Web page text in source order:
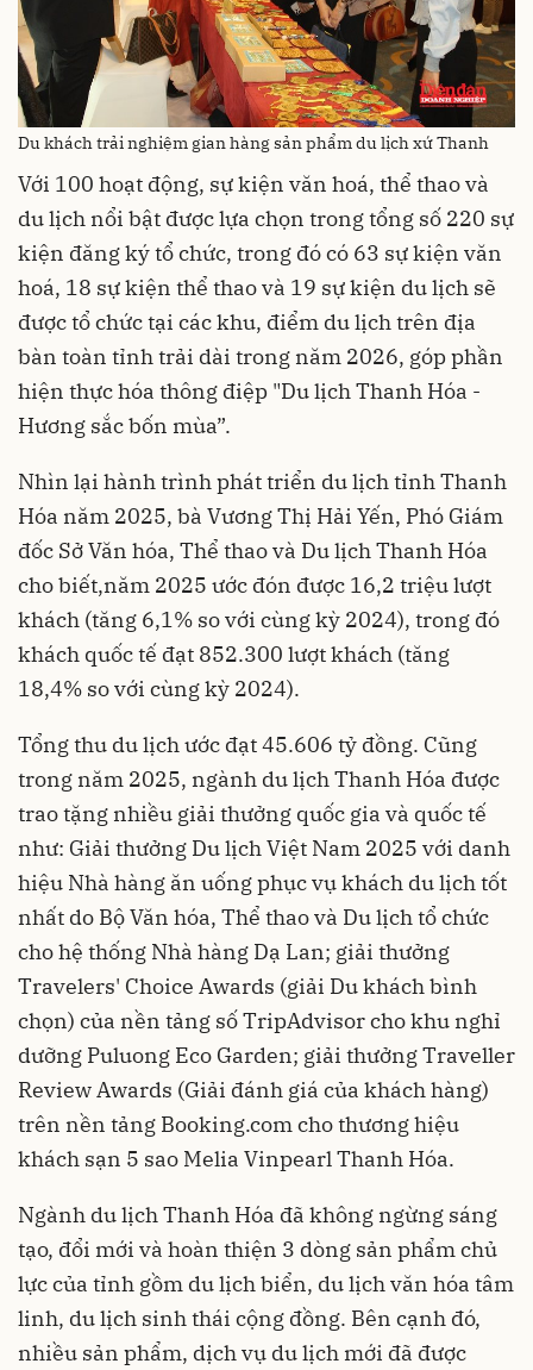
Du khách trải nghiệm gian hàng sản phẩm du lịch xứ Thanh
Với 100 hoạt động, sự kiện văn hoá, thể thao và
du lịch nổi bật được lựa chọn trong tổng số 220 sự
kiện đăng ký tổ chức, trong đó có 63 sự kiện văn
hoá, 18 sự kiện thể thao và 19 sự kiện du lịch sẽ
được tổ chức tại các khu, điểm du lịch trên địa
bàn toàn tỉnh trải dài trong năm 2026, góp phần
hiện thực hóa thông điệp "Du lịch Thanh Hóa -
Hương sắc bốn mùa”.
Nhìn lại hành trình phát triển du lịch tỉnh Thanh
Hóa năm 2025, bà Vương Thị Hải Yến, Phó Giám
đốc Sở Văn hóa, Thể thao và Du lịch Thanh Hóa
cho biết,năm 2025 ước đón được 16,2 triệu lượt
khách (tăng 6,1% so với cùng kỳ 2024), trong đó
khách quốc tế đạt 852.300 lượt khách (tăng
18,4% so với cùng kỳ 2024).
Tổng thu du lịch ước đạt 45.606 tỷ đồng. Cũng
trong năm 2025, ngành du lịch Thanh Hóa được
trao tặng nhiều giải thưởng quốc gia và quốc tế
như: Giải thưởng Du lịch Việt Nam 2025 với danh
hiệu Nhà hàng ăn uống phục vụ khách du lịch tốt
nhất do Bộ Văn hóa, Thể thao và Du lịch tổ chức
cho hệ thống Nhà hàng Dạ Lan; giải thưởng
Travelers' Choice Awards (giải Du khách bình
chọn) của nền tảng số TripAdvisor cho khu nghỉ
dưỡng Puluong Eco Garden; giải thưởng Traveller
Review Awards (Giải đánh giá của khách hàng)
trên nền tảng Booking.com cho thương hiệu
khách sạn 5 sao Melia Vinpearl Thanh Hóa.
Ngành du lịch Thanh Hóa đã không ngừng sáng
tạo, đổi mới và hoàn thiện 3 dòng sản phẩm chủ
lực của tỉnh gồm du lịch biển, du lịch văn hóa tâm
linh, du lịch sinh thái cộng đồng. Bên cạnh đó,
nhiều sản phẩm, dịch vụ du lịch mới đã được